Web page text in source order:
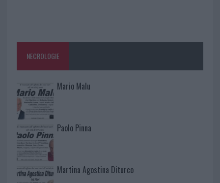
NECROLOGIE
Mario Malu
Paolo Pinna
Martina Agostina Diturco